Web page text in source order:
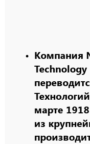
Компания
марте
из